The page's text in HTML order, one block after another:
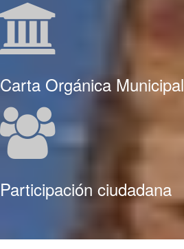
Carta Orgánica Municipal
Participación ciudadana